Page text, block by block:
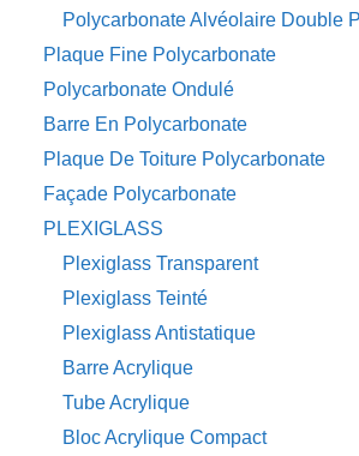
Polycarbonate Alvéolaire Double
Plaque Fine Polycarbonate
Polycarbonate Ondulé
Barre En Polycarbonate
Plaque De Toiture Polycarbonate
Façade Polycarbonate
PLEXIGLASS
Plexiglass Transparent
Plexiglass Teinté
Plexiglass Antistatique
Barre Acrylique
Tube Acrylique
Bloc Acrylique Compact